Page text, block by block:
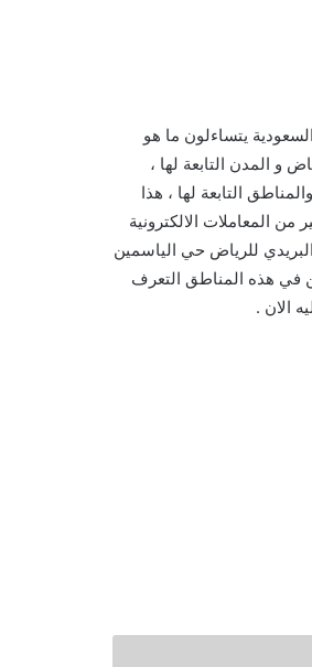
يتساءلون ما هو
و المدن التابعة لها ،
التابعة لها ، هذا
المعاملات الالكترونية
للرياض حي الياسمين
في هذه المناطق التعرف